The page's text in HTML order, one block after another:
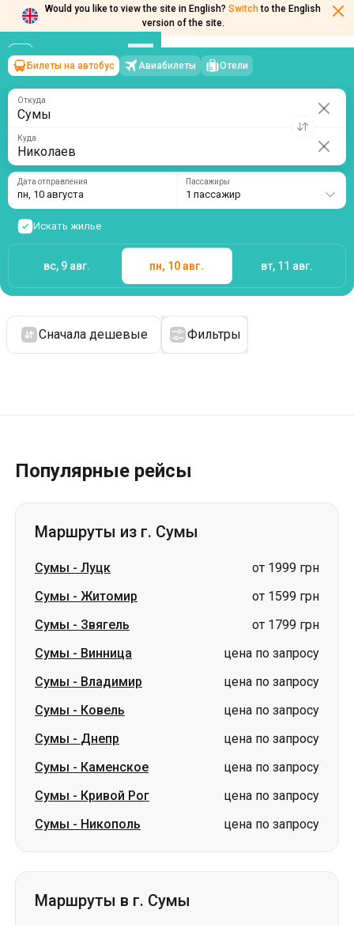
Would you like to view the site in English? Switch to the English
version of the site.
Сумы→Николаев
пн, 10 августа/1 пассажир
Билеты на автобус Авиабилеты Отели
Откуда
Куда
Дата отправления
пн, 10 августа
Пассажиры
1 пассажир
Искать жилье
вс, 9 авг. пн, 10 авг. вт, 11 авг.
Сначала дешевые Фильтры
Популярные рейсы
Маршруты из г. Сумы
Сумы - Луцк
от 1999 грн
Сумы - Житомир
от 1599 грн
Сумы - Звягель
от 1799 грн
Сумы - Винница
цена по запросу
Сумы - Владимир
цена по запросу
Сумы - Ковель
цена по запросу
Сумы - Днепр
цена по запросу
Сумы - Каменское
цена по запросу
Сумы - Кривой Рог
цена по запросу
Сумы - Никополь цена по запросу
Маршруты в г. Сумы